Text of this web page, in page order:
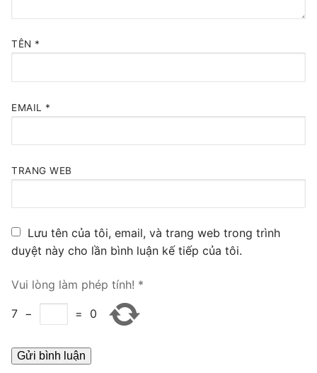
E1 / T1 / PRI VoIP Gateway
PRI VoIP Gateway TE100
PRI VoIP Gateway TE200
BRI VoIP Gateway
LIÊN HỆ
TIN TỨC
HƯỚNG DẪN
TÊN *
EMAIL *
TRANG WEB
Lưu tên của tôi, email, và trang web trong trình
duyệt này cho lần bình luận kế tiếp của tôi.
Vui lòng làm phép tính! *
7 − = 0